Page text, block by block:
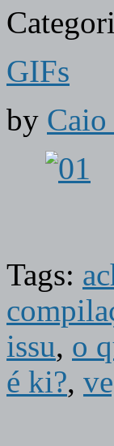
GIFs
by
Tags:
issu, o
é ki?,